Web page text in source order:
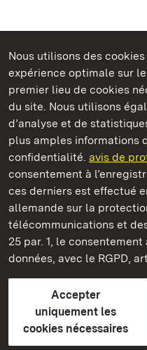
Nous utilisons des
expérience optimale sur
premier lieu de cookies
du site. Nous utilisons
d’analyse et de
plus amples informations
confidentialité. avis de
consentement à
ces derniers est effectué
allemande sur la
télécommunications et
25 par. 1, le
données, avec le RGPD,
Accepter
uniquement les
cookies nécessaires
Châteaux et jardins
Staatliche Schlösser und
Châteaux et jardins
ContactFAQ et réponses
Protection des données
Explications sur
BITV-konform (geprüfte
plus loin
Accueil
Monuments